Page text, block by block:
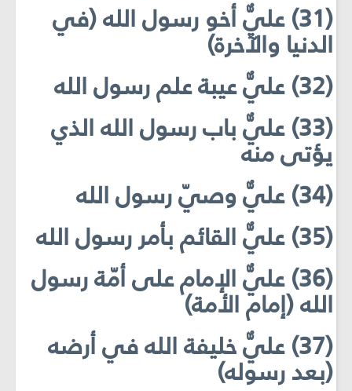
(31) عليٌّ أخو رسول الله (في
الدنيا والآخرة)
(32) عليٌّ عيبة علم رسول الله
(33) عليٌّ باب رسول الله الذي
يؤتى منه
(34) عليٌّ وصيّ رسول الله
(35) عليٌّ القائم بأمر رسول الله
(36) عليٌّ الإمام على أمّة رسول
الله (إمام الأمة)
(37) عليٌّ خليفة الله في أرضه
(بعد رسوله)